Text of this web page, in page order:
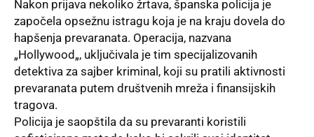
Nakon prijava nekoliko žrtava, španska policija je
započela opsežnu istragu koja je na kraju dovela do
hapšenja prevaranata. Operacija, nazvana
„Hollywood „, uključivala je tim specijalizovanih
detektiva za sajber kriminal , koji su pratili aktivnosti
prevaranata putem društvenih mreža i finansijskih
tragova.
Policija je saopštila da su prevaranti koristili